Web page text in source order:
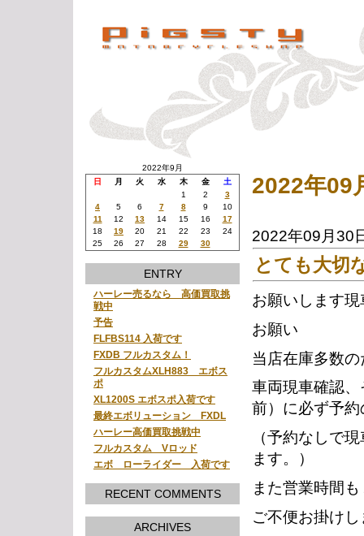
2022年9月
日
月 火 水 木 金
土
1
2
3
4
5 6 7 8 9
10
11
12 13 14 15 16
17
18
19 20 21 22 23
24
25
26 27 28 29 30
ENTRY
ハーレー売るなら 高価買取挑
戦中
予告
FLFBS114 入荷です
FXDB フルカスタム！
フルカスタムXLH883 エボス
ポ
XL1200S エボスポ入荷です
最終エボリューション FXDL
ハーレー高価買取挑戦中
フルカスタム Vロッド
エボ ローライダー 入荷です
RECENT COMMENTS
ARCHIVES
2022年09
2022年09月30
とても大切
お願いします
お願い
当店在庫多数
車両現車確認
前）に必ず予
（予約なしで
ます。）
また営業時間
ご不便お掛け